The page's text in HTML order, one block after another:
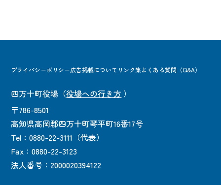
プライバシーポリシー広告掲載について リンク集よくある質問（Q&A）
四万十町役場 （役場への行き方 ）
〒786-8501
高知県高岡郡四万十町琴平町16番17号
Tel：0880-22-3111（代表）
Fax：0880-22-3123
法人番号：2000020394122